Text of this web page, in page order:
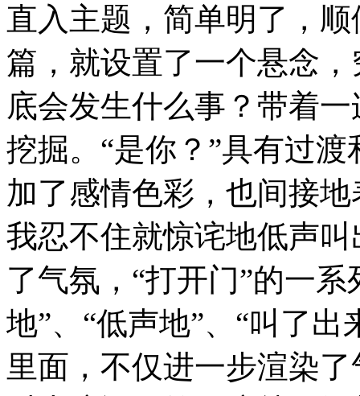
直入主题，简单明了，
篇，就设置了一个悬念
底会发生什么事？带着
挖掘。“是你？”具有过
加了感情色彩，也间接
我忍不住就惊诧地低声叫
了气氛，“打开门”的一
地”、“低声地”、“叫了
里面，不仅进一步渲染